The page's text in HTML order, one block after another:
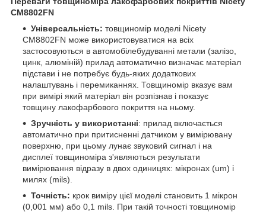
CM8802FN
Універсальність: товщиномір моделі Nicety
CM8802FN може використовуватися на всіх
застосовуються в автомобілебудуванні метали (залізо,
цинк, алюміній) прилад автоматично визначає матеріал
підстави і не потребує будь-яких додаткових
налаштувань і перемиканнях. Товщиномір вказує вам
при вимірі який матеріал він розпізнав і показує
товщину лакофарбового покриття на ньому.
Зручність у використанні: прилад включається
автоматично при притисненні датчиком у вимірювану
поверхню, при цьому лунає звуковий сигнал і на
дисплеї товщиноміра з'являються результати
вимірювання відразу в двох одиницях: мікронах (um) і
милях (mils).
Точність: крок виміру цієї моделі становить 1 мікрон
(0,001 мм) або 0,1 mils. При такій точності товщиномір